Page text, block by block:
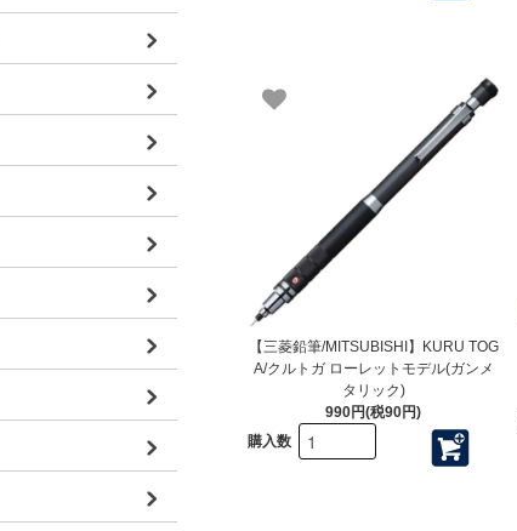
【三菱鉛筆/MITSUBISHI】KURU TOG
A/クルトガ ローレットモデル(ガンメ
タリック)
990円(税90円)
購入数